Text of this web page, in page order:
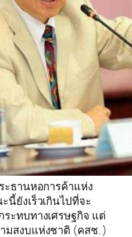
ะธานหอการค้าแห่ง
นี้ยังเร็วเกินไปที่จะ
ะทบทางเศรษฐกิจ แต่
มสงบแห่งชาติ (คสช. )